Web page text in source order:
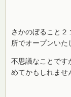
さかのぼること２
所でオープンいた
不思議なことです
めてかもしれませ